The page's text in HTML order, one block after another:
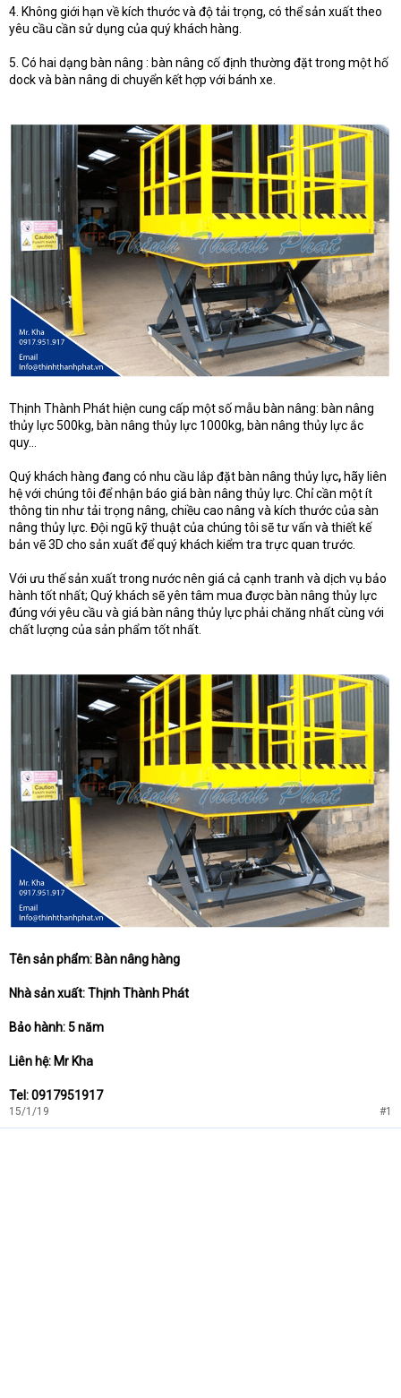
4. Không giới hạn về kích thước và độ tải trọng, có thể sản xuất theo
yêu cầu cần sử dụng của quý khách hàng.
5. Có hai dạng bàn nâng : bàn nâng cố định thường đặt trong một hố
dock và bàn nâng di chuyển kết hợp với bánh xe.
Thịnh Thành Phát hiện cung cấp một số mẫu bàn nâng: bàn nâng
thủy lực 500kg, bàn nâng thủy lực 1000kg, bàn nâng thủy lực ắc
quy...
Quý khách hàng đang có nhu cầu lắp đặt bàn nâng thủy lực, hãy liên
hệ với chúng tôi để nhận báo giá bàn nâng thủy lực. Chỉ cần một ít
thông tin như tải trọng nâng, chiều cao nâng và kích thước của sàn
nâng thủy lực. Đội ngũ kỹ thuật của chúng tôi sẽ tư vấn và thiết kế
bản vẽ 3D cho sản xuất để quý khách kiểm tra trực quan trước.
Với ưu thế sản xuất trong nước nên giá cả cạnh tranh và dịch vụ bảo
hành tốt nhất; Quý khách sẽ yên tâm mua được bàn nâng thủy lực
đúng với yêu cầu và giá bàn nâng thủy lực phải chăng nhất cùng với
chất lượng của sản phẩm tốt nhất.
Tên sản phẩm: Bàn nâng hàng
Nhà sản xuất: Thịnh Thành Phát
Bảo hành: 5 năm
Liên hệ: Mr Kha
Tel: 0917951917
15/1/19 #1